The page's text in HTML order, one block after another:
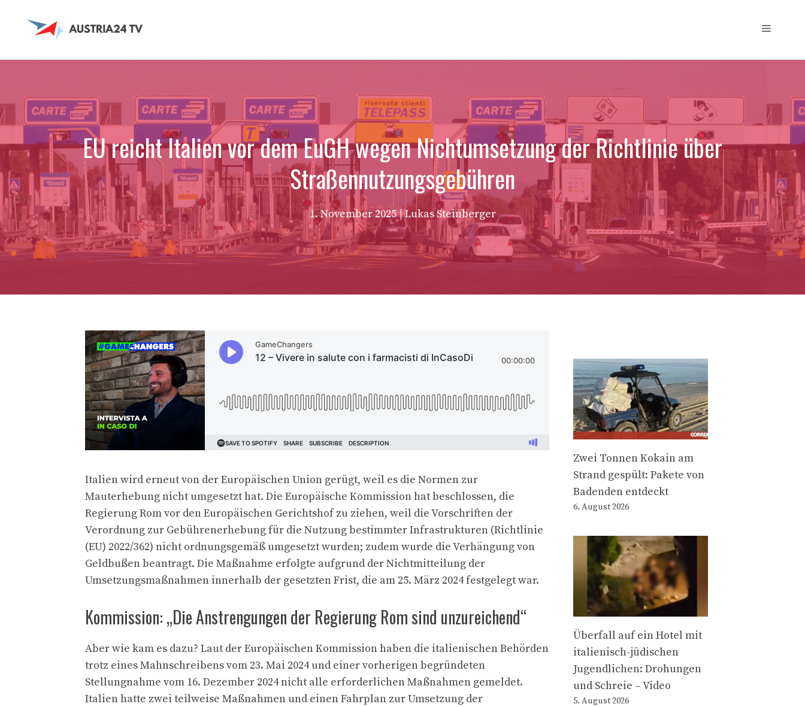
Inhalt
Menü
EU reicht Italien vor dem EuGH wegen Nichtumsetzung der Richtlinie über
Straßennutzungsgebühren
1. November 2025 | Lukas Steinberger
Italien wird erneut von der Europäischen Union gerügt, weil es die Normen zur
Mauterhebung nicht umgesetzt hat. Die Europäische Kommission hat beschlossen, die
Regierung Rom vor den Europäischen Gerichtshof zu ziehen, weil die Vorschriften der
Verordnung zur Gebührenerhebung für die Nutzung bestimmter Infrastrukturen (Richtlinie
(EU) 2022/362) nicht ordnungsgemäß umgesetzt wurden; zudem wurde die Verhängung von
Geldbußen beantragt. Die Maßnahme erfolgte aufgrund der Nichtmitteilung der
Umsetzungsmaßnahmen innerhalb der gesetzten Frist, die am 25. März 2024 festgelegt war.
Kommission: „Die Anstrengungen der Regierung Rom sind unzureichend“
Aber wie kam es dazu? Laut der Europäischen Kommission haben die italienischen Behörden
trotz eines Mahnschreibens vom 23. Mai 2024 und einer vorherigen begründeten
Stellungnahme vom 16. Dezember 2024 nicht alle erforderlichen Maßnahmen gemeldet.
Italien hatte zwei teilweise Maßnahmen und einen Fahrplan zur Umsetzung der
Zwei Tonnen Kokain am
Strand gespült: Pakete von
Badenden entdeckt
6. August 2026
Überfall auf ein Hotel mit
italienisch-jüdischen
Jugendlichen: Drohungen
und Schreie – Video
5. August 2026